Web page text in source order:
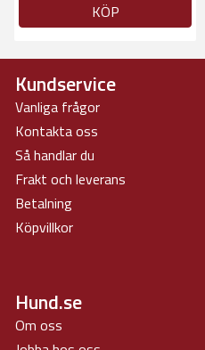
KÖP
Kundservice
Vanliga frågor
Kontakta oss
Så handlar du
Frakt och leverans
Betalning
Köpvillkor
Hund.se
Om oss